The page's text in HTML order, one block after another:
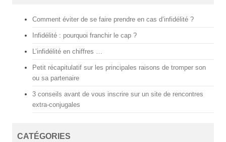
i
Comment éviter de se faire prendre en cas d’infidélité ?
Infidélité : pourquoi franchir le cap ?
L’infidélité en chiffres …
Petit récapitulatif sur les principales raisons de tromper son
ou sa partenaire
3 conseils avant de vous inscrire sur un site de rencontres
extra-conjugales
CATÉGORIES